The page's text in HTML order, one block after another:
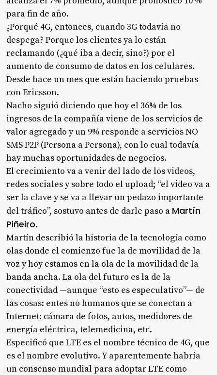
para fin de año.
¿Porqué 4G, entonces, cuando 3G todavía no
despega? Porque los clientes ya lo están
reclamando (¿qué iba a decir, sino?) por el
aumento de consumo de datos en los celulares.
Desde hace un mes que están haciendo pruebas
con Ericsson.
Nacho siguió diciendo que hoy el 36% de los
ingresos de la compañía viene de los servicios de
valor agregado y un 9% responde a servicios NO
SMS P2P (Persona a Persona), con lo cual todavía
hay muchas oportunidades de negocios.
El crecimiento va a venir del lado de los videos,
redes sociales y sobre todo el upload; “el video va a
ser la clave y se va a llevar un pedazo importante
del tráfico”, sostuvo antes de darle paso a Martín
Piñeiro.
Martín describió la historia de la tecnología como
olas donde el comienzo fue la de movilidad de la
voz y hoy estamos en la ola de la movilidad de la
banda ancha. La ola del futuro es la de la
conectividad —aunque “esto es especulativo”— de
las cosas: entes no humanos que se conectan a
Internet: cámara de fotos, autos, medidores de
energía eléctrica, telemedicina, etc.
Especificó que LTE es el nombre técnico de 4G, que
es el nombre evolutivo. Y aparentemente habría
un consenso mundial para adoptar LTE como